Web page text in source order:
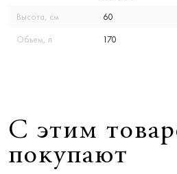
Высота, см 60
Объем, л 170
С этим
покупают